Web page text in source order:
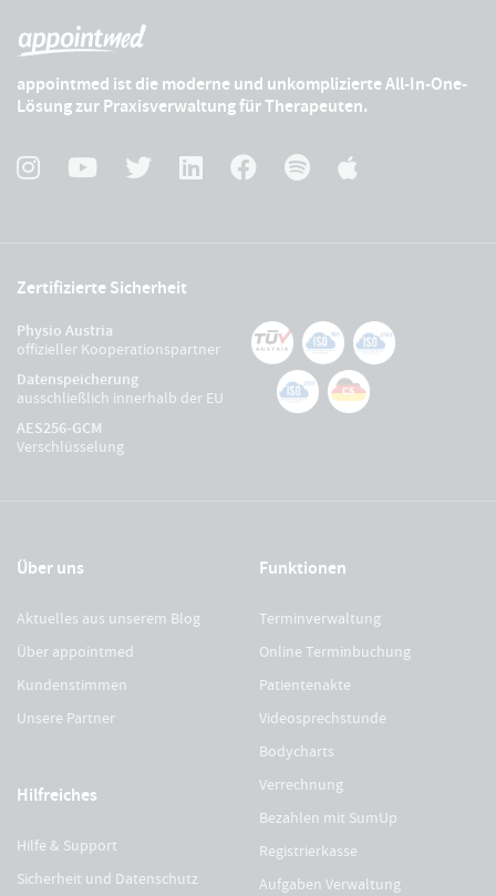
appointmed ist die moderne und unkomplizierte All-In-One-
Lösung zur Praxisverwaltung für Therapeuten.
Zertifizierte Sicherheit
Physio Austria
offizieller Kooperationspartner
Datenspeicherung
ausschließlich innerhalb der EU
AES256-GCM
Verschlüsselung
Über uns
Aktuelles aus unserem Blog
Über appointmed
Kundenstimmen
Unsere Partner
Hilfreiches
Hilfe & Support
Sicherheit und Datenschutz
Funktionen
Terminverwaltung
Online Terminbuchung
Patientenakte
Videosprechstunde
Bodycharts
Verrechnung
Bezahlen mit SumUp
Registrierkasse
Aufgaben Verwaltung